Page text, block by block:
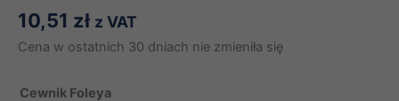
10,51 zł z VAT
Cena w ostatnich 30 dniach nie zmieniła się
Cewnik Foleya